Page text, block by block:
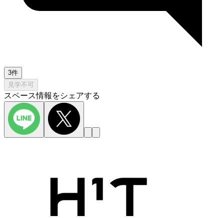
3件
見学不可
スペース情報をシェアする